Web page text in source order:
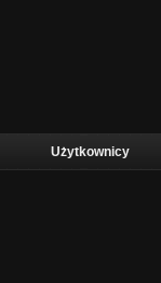
Użytkownicy